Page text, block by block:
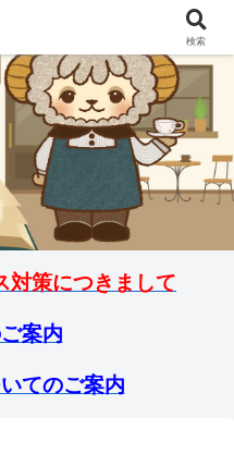
対策につきまして
案内
てのご案内
検索